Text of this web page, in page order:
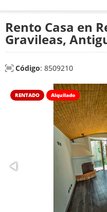
Rento Casa en
Gravileas,
Código: 8509210
RENTADO Alquilado